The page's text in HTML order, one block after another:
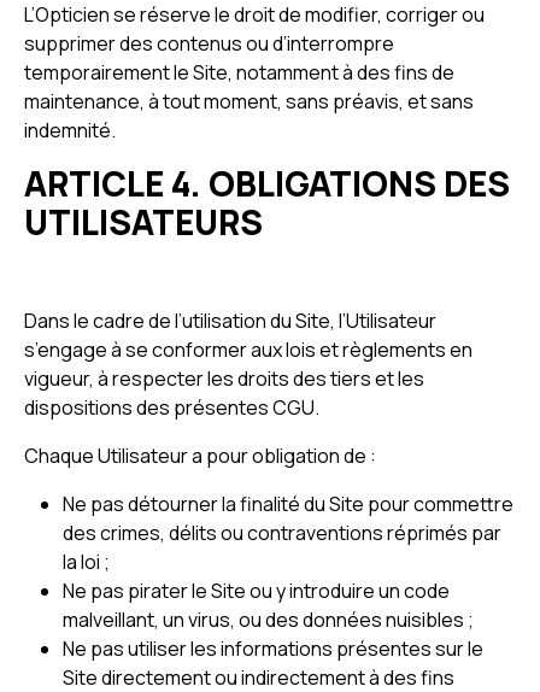
L’Opticien se réserve le droit de modifier, corriger ou
supprimer des contenus ou d’interrompre
temporairement le Site, notamment à des fins de
maintenance, à tout moment, sans préavis, et sans
indemnité.
ARTICLE 4. OBLIGATIONS DES
UTILISATEURS
Dans le cadre de l’utilisation du Site, l’Utilisateur
s’engage à se conformer aux lois et règlements en
vigueur, à respecter les droits des tiers et les
dispositions des présentes CGU.
Chaque Utilisateur a pour obligation de :
Ne pas détourner la finalité du Site pour commettre
des crimes, délits ou contraventions réprimés par
la loi ;
Ne pas pirater le Site ou y introduire un code
malveillant, un virus, ou des données nuisibles ;
Ne pas utiliser les informations présentes sur le
Site directement ou indirectement à des fins